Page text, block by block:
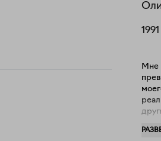
1991
Мне